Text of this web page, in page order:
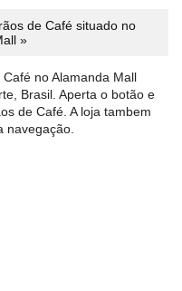
de Café situado no
»
no Alamanda Mall
Brasil. Aperta o botão e
de Café. A loja tambem
navegação.